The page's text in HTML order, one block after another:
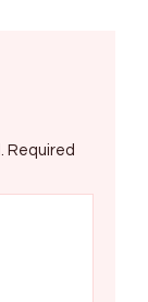
Required